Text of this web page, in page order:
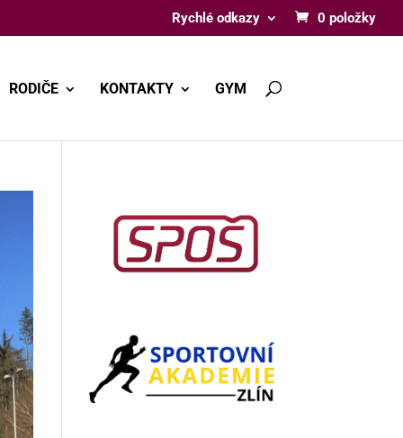
Rychlé odkazy 0 položky
RODIČE KONTAKTY GYM